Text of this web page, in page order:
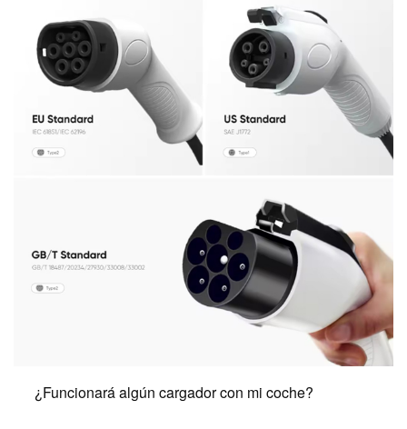
¿Funcionará algún cargador con mi coche?